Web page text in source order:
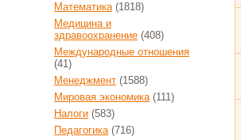
Математика(1818)
Медицина и
здравоохранение (408)
Международные отношения
(41)
Менеджмент (1588)
Мировая экономика(111)
Налоги (583)
Педагогика(716)